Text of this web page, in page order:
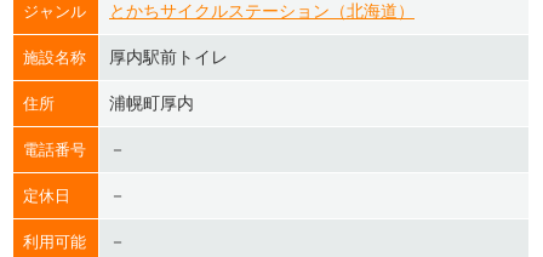
ジャンル とかちサイクルステーション（北海道）
施設名称 厚内駅前トイレ
住所 浦幌町厚内
電話番号 －
定休日 －
利用可能
－